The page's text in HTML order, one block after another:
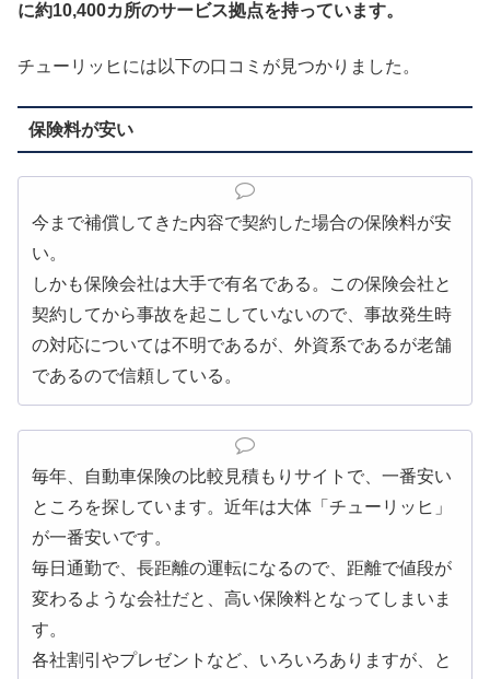
に約10,400カ所のサービス拠点を持っています。
チューリッヒには以下の口コミが見つかりました。
保険料が安い
今まで補償してきた内容で契約した場合の保険料が安
い。
しかも保険会社は大手で有名である。この保険会社と
契約してから事故を起こしていないので、事故発生時
の対応については不明であるが、外資系であるが老舗
であるので信頼している。
毎年、自動車保険の比較見積もりサイトで、一番安い
ところを探しています。近年は大体「チューリッヒ」
が一番安いです。
毎日通勤で、長距離の運転になるので、距離で値段が
変わるような会社だと、高い保険料となってしまいま
す。
各社割引やプレゼントなど、いろいろありますが、と